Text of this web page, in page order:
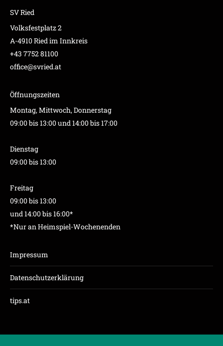
SV Ried
Volksfestplatz 2
A-4910 Ried im Innkreis
+43 7752 81100
office@svried.at
Öffnungszeiten
Montag, Mittwoch, Donnerstag
09:00 bis 13:00 und 14:00 bis 17:00
Dienstag
09:00 bis 13:00
Freitag
09:00 bis 13:00
und 14:00 bis 16:00*
*Nur an Heimspiel-Wochenenden
Impressum
Datenschutzerklärung
tips.at